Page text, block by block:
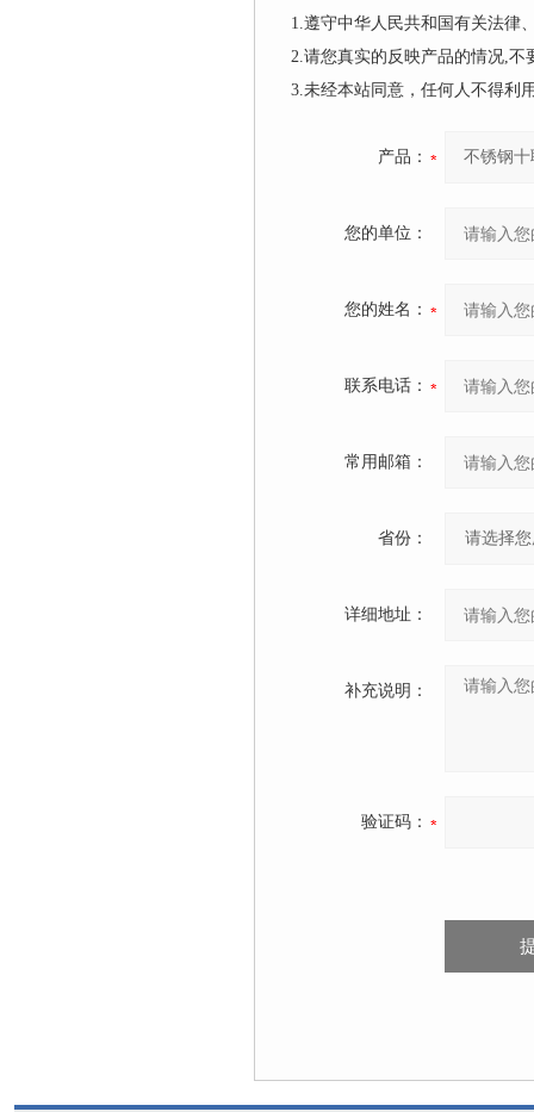
1.遵守中华人民共和国有关法律
2.请您真实的反映产品的情况,
3.未经本站同意，任何人不得利
产品：
您的单位：
您的姓名：
联系电话：
常用邮箱：
省份：
详细地址：
补充说明：
验证码：